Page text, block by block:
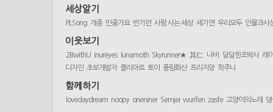
세상알기
PLSong 개종 민중가요 반기련 사람 사는 세상 세기연 우리모두 인물과사
이웃보기
2BwithU inureyes lunamoth Skyrunner★ 其仁 나비 달달한조박사 레
디자인 초보개발자 클리아르 토이 풍림화산 프리지앙 학주니
함께하기
lovedaydream noopy oneniner Semjei wurifen zasfe 고양이의노래